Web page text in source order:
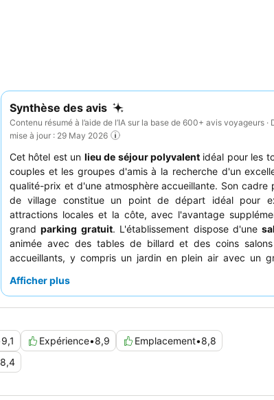
Synthèse des avis
Contenu résumé à l’aide de l’IA sur la base de 600+ avis voyageurs ·
mise à jour : 29 May 2026
Cet hôtel est un lieu de séjour polyvalentidéal pour les
couples et les groupes d'amis à la recherche d'un
qualité-prix et d'une atmosphère accueillante. Son cadre
de village constitue un point de départ idéal pour
attractions locales et la côte, avec l'avantage
grandparking gratuit. L'établissement dispose d'une
animée avec des tables de billard et des coins
accueillants, y compris un jardin en plein air avec un
exceptionnel et les délicieux
principale.
Afficher plus
9,1 Expérience•8,9 Emplacement•8,8
8,4